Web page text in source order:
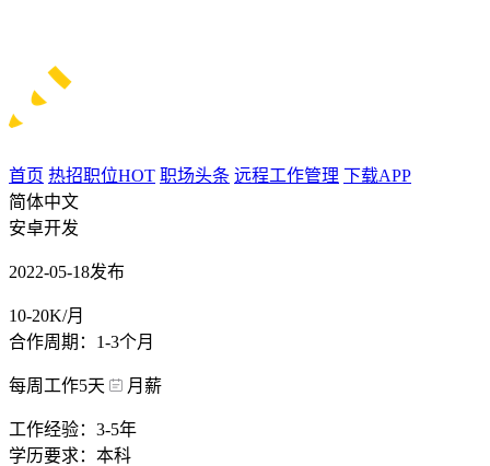
首页 热招职位HOT 职场头条 远程工作管理 下载APP
简体中文
安卓开发
2022-05-18发布
10-20K/月
合作周期：1-3个月
每周工作5天 月薪
工作经验：3-5年
学历要求：本科